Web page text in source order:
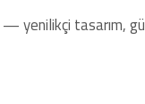
yenilikçi tasarım,